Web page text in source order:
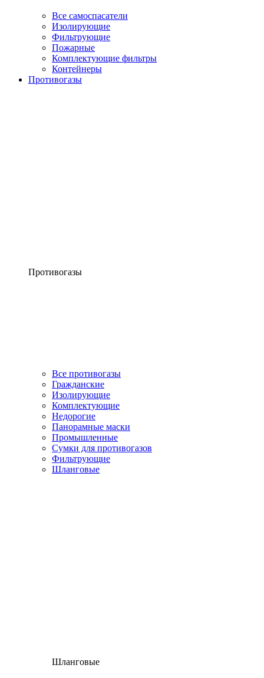
Все самоспасатели
Изолирующие
Фильтрующие
Пожарные
Комплектующие фильтры
Контейнеры
Противогазы
Противогазы
Все противогазы
Гражданские
Изолирующие
Комплектующие
Недорогие
Панорамные маски
Промышленные
Сумки для противогазов
Фильтрующие
Шланговые
Шланговые